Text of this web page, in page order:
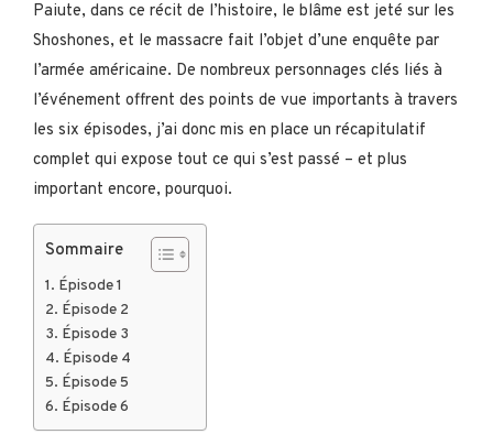
Paiute, dans ce récit de l’histoire, le blâme est jeté sur les
Shoshones, et le massacre fait l’objet d’une enquête par
l’armée américaine. De nombreux personnages clés liés à
l’événement offrent des points de vue importants à travers
les six épisodes, j’ai donc mis en place un récapitulatif
complet qui expose tout ce qui s’est passé – et plus
important encore, pourquoi.
Sommaire
Épisode 1
Épisode 2
Épisode 3
Épisode 4
Épisode 5
Épisode 6